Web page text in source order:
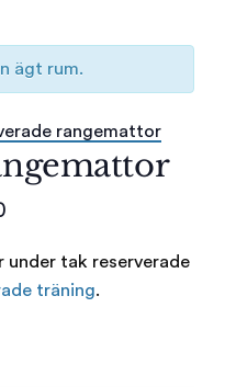
ägt rum.
rangemattor
under tak reserverade
träning.